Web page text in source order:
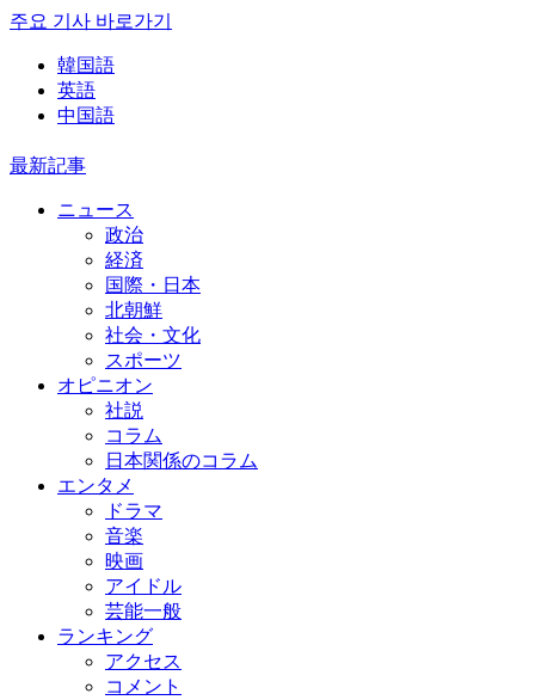
주요 기사 바로가기
韓国語
英語
中国語
最新記事
ニュース
政治
経済
国際・日本
北朝鮮
社会・文化
スポーツ
オピニオン
社説
コラム
日本関係のコラム
エンタメ
ドラマ
音楽
映画
アイドル
芸能一般
ランキング
アクセス
コメント